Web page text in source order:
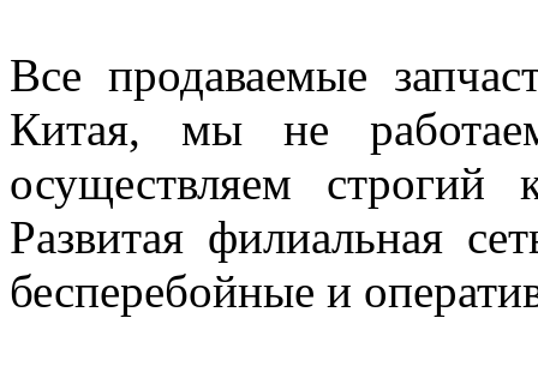
Все продаваемые
Китая, мы не
осуществляем строгий
Развитая филиальная
бесперебойные и